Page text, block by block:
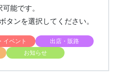
能です。
タンを選択してください。
イベント
出店・販路
お知らせ